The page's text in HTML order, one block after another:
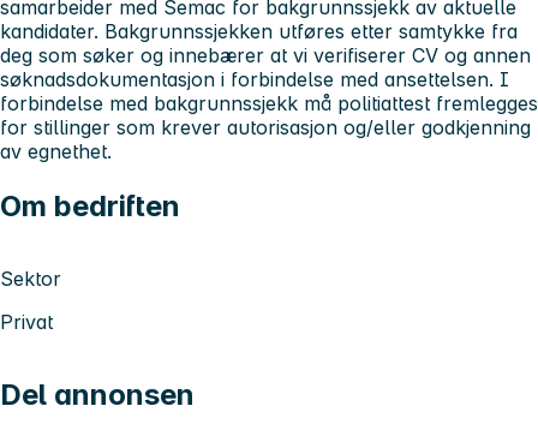
samarbeider med Semac for bakgrunnssjekk av aktuelle
kandidater. Bakgrunnssjekken utføres etter samtykke fra
deg som søker og innebærer at vi verifiserer CV og annen
søknadsdokumentasjon i forbindelse med ansettelsen. I
forbindelse med bakgrunnssjekk må politiattest fremlegges
for stillinger som krever autorisasjon og/eller godkjenning
av egnethet.
Om bedriften
Sektor
Privat
Del annonsen